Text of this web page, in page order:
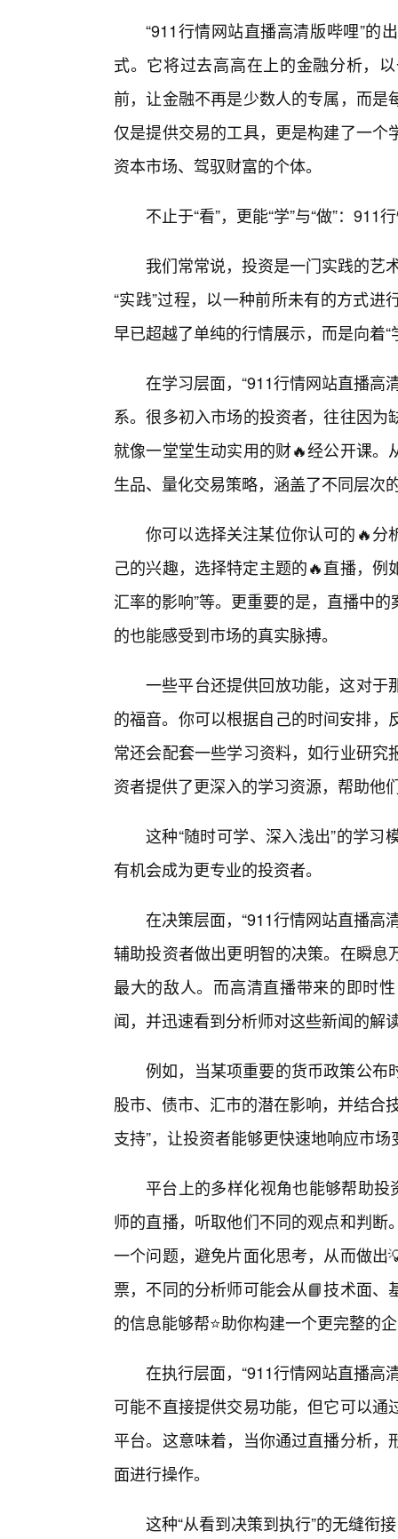
“911行情网站直播高清版哔哩”的
式。它将过去高高在上的金融分析，
前，让金融不再是少数人的专属，而
仅是提供交易的工具，更是构建了一
资本市场、驾驭财富的个体。
不止于“看”，更能“学”与“做”：
我们常常说，投资是一门实践的艺
“实践”过程，以一种前所未有的方式
早已超越了单纯的行情展示，而是向着“
在学习层面，“911行情网站直播高
系。很多初入市场的投资者，往往因
就像一堂堂生动实用的财🔥经公开课
生品、量化交易策略，涵盖了不同层次
你可以选择关注某位你认可的🔥分
己的兴趣，选择特定主题的🔥直播，例
汇率的影响”等。更重要的是，直播中
的也能感受到市场的真实脉搏。
一些平台还提供回放功能，这对于
的福音。你可以根据自己的时间安排
常还会配套一些学习资料，如行业研
资者提供了更深入的学习资源，帮助他
这种“随时可学、深入浅出”的学
有机会成为更专业的投资者。
在决策层面，“911行情网站直播高
辅助投资者做出更明智的决策。在瞬
最大的敌人。而高清直播带来的即时
闻，并迅速看到分析师对这些新闻的解
例如，当某项重要的货币政策公布
股市、债市、汇市的潜在影响，并结合
支持”，让投资者能够更快速地响应市
平台上的多样化视角也能够帮助投
师的直播，听取他们不同的观点和判
一个问题，避免片面化思考，从而做
票，不同的分析师可能会从📘技术面
的信息能够帮⭐助你构建一个更完整的
在执行层面，“911行情网站直播高
可能不直接提供交易功能，但它可以
平台。这意味着，当你通过直播分析
面进行操作。
这种“从看到决策到执行”的无缝衔